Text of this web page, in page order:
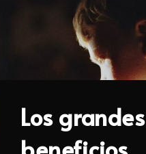
Los grandes